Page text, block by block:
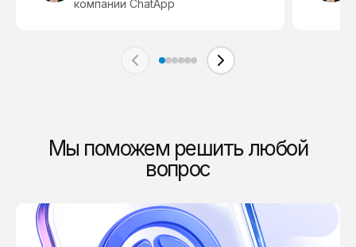
компании ChatApp
Мы поможем решить любой
вопрос